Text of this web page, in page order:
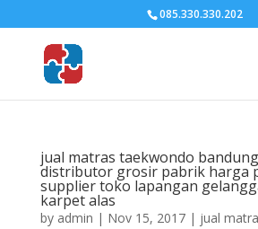
085.330.330.202
jual matras taekwondo
distributor grosir pabrik harga
supplier toko lapangan
karpet alas
by admin | Nov 15, 2017| jual